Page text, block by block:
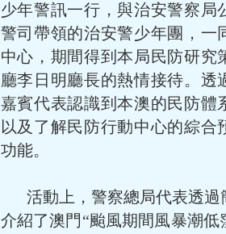
少年警訊一行，與治安警察局
警司帶領的治安警少年團，一
中心，期間得到本局民防研究
廳李日明廳長的熱情接待。透
嘉賓代表認識到本澳的民防體
以及了解民防行動中心的綜合
功能。
活動上，警察總局代表透
介紹了澳門“颱風期間風暴潮低